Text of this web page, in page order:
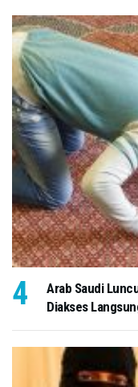
Arab Saudi
Diakses